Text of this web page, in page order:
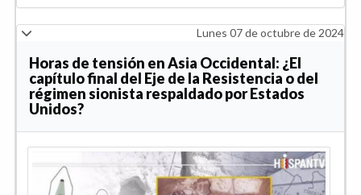
Lunes 07 de octubre de 2024
Horas de tensión en Asia Occidental: ¿El
capítulo final del Eje de la Resistencia o del
régimen sionista respaldado por Estados
Unidos?